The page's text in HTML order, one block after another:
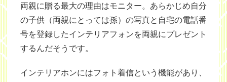
両親に贈る最大の理由はモニター。あらかじめ自分
の子供（両親にとっては孫）の写真と自宅の電話番
号を登録したインテリアフォンを両親にプレゼント
するんだそうです。
インテリアホンにはフォト着信という機能があり、